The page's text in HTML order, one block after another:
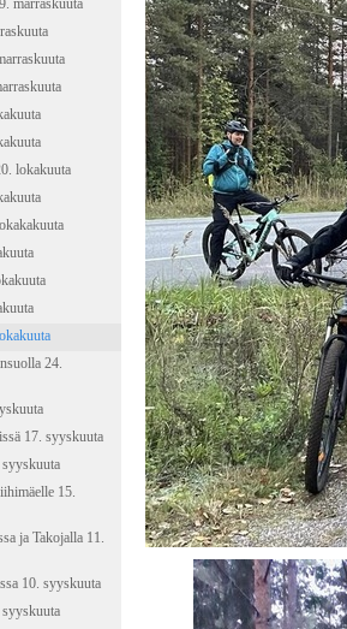
marraskuuta
lokakuuta
24.
17. syyskuuta
15.
ja Takojalla 11.
10. syyskuuta